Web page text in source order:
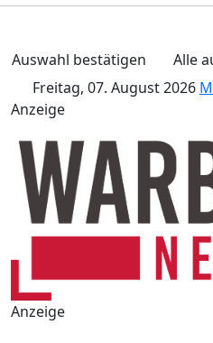
Auswahl bestätigen
Alle
Freitag, 07. August 2026
Anzeige
Anzeige